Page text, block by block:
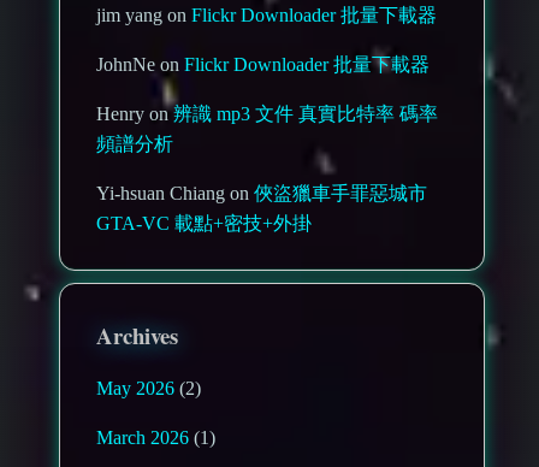
jim yang onFlickr Downloader 批量下載器
JohnNe onFlickr Downloader 批量下載器
Henry on辨識 mp3 文件 真實比特率 碼率
頻譜分析
Yi-hsuan Chiang on俠盜獵車手罪惡城市
GTA-VC 載點+密技+外掛
Archives
May 2026 (2)
March 2026 (1)